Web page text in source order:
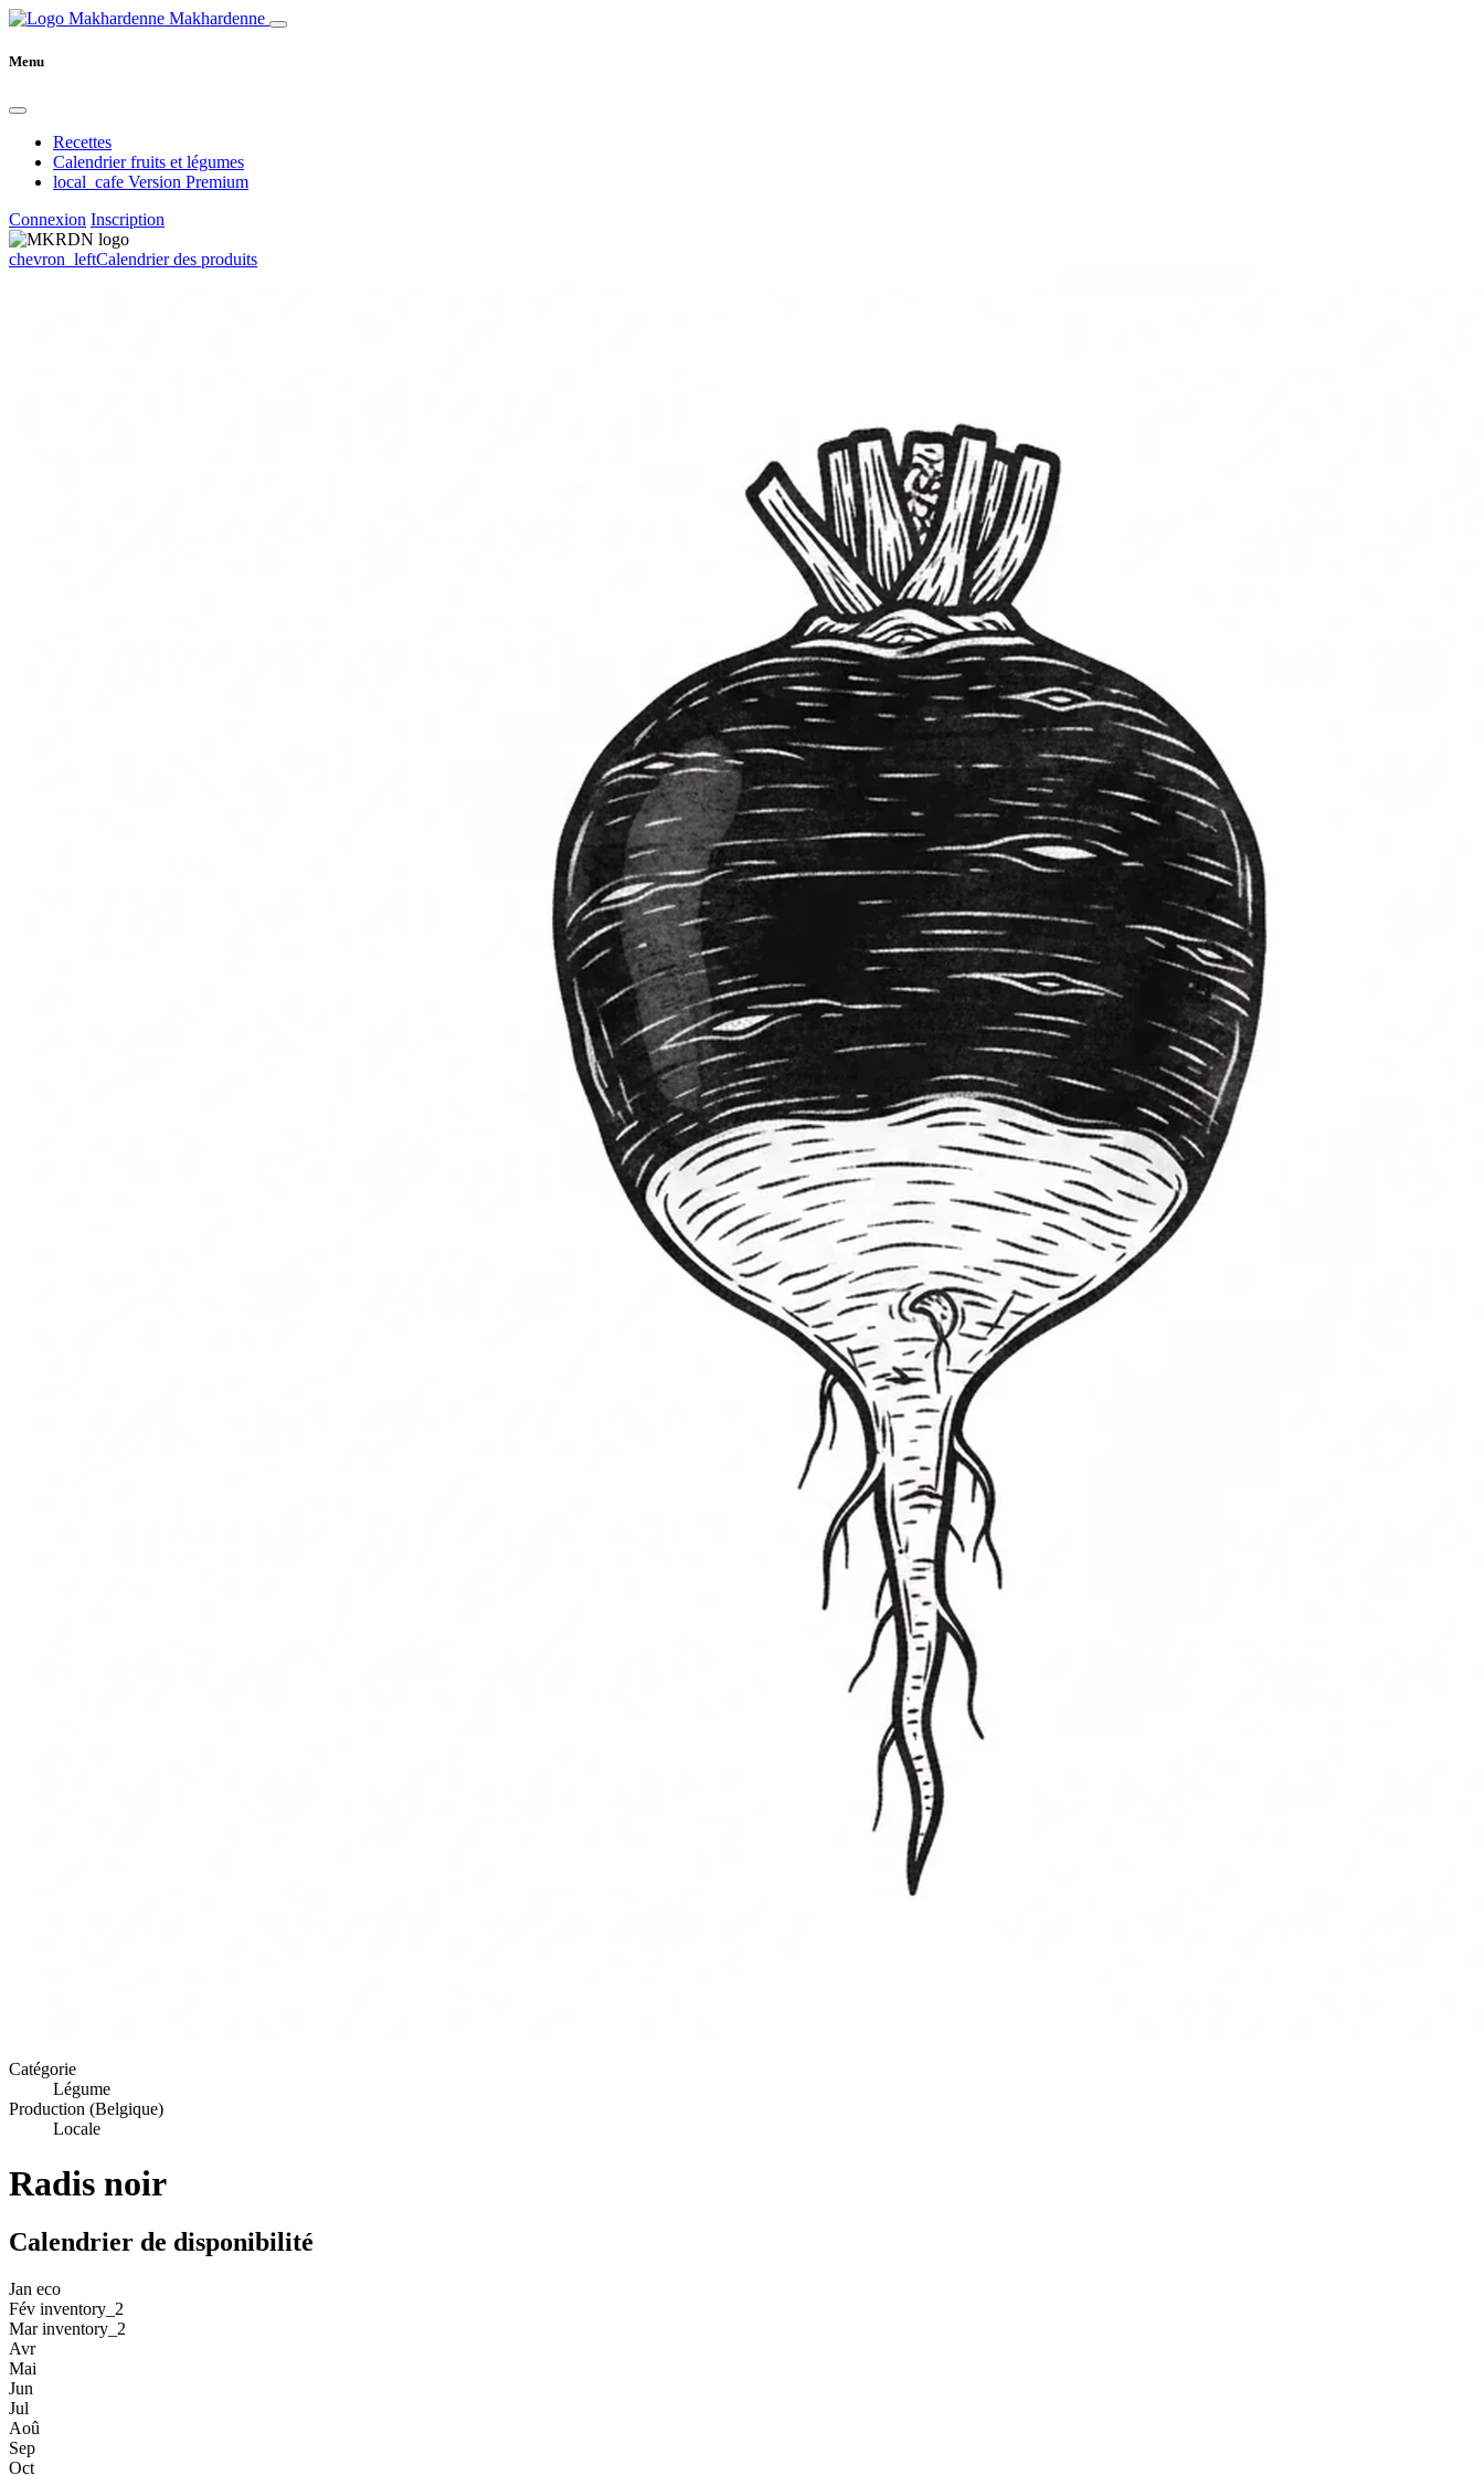
Makhardenne
Menu
Recettes
Calendrier fruits et légumes
local_cafe Version Premium
Connexion Inscription
chevron_leftCalendrier des produits
Catégorie
Légume
Production (Belgique)
Locale
Radis noir
Calendrier de disponibilité
Jan eco
Fév inventory_2
Mar inventory_2
Avr
Mai
Jun
Jul
Aoû
Sep
Oct